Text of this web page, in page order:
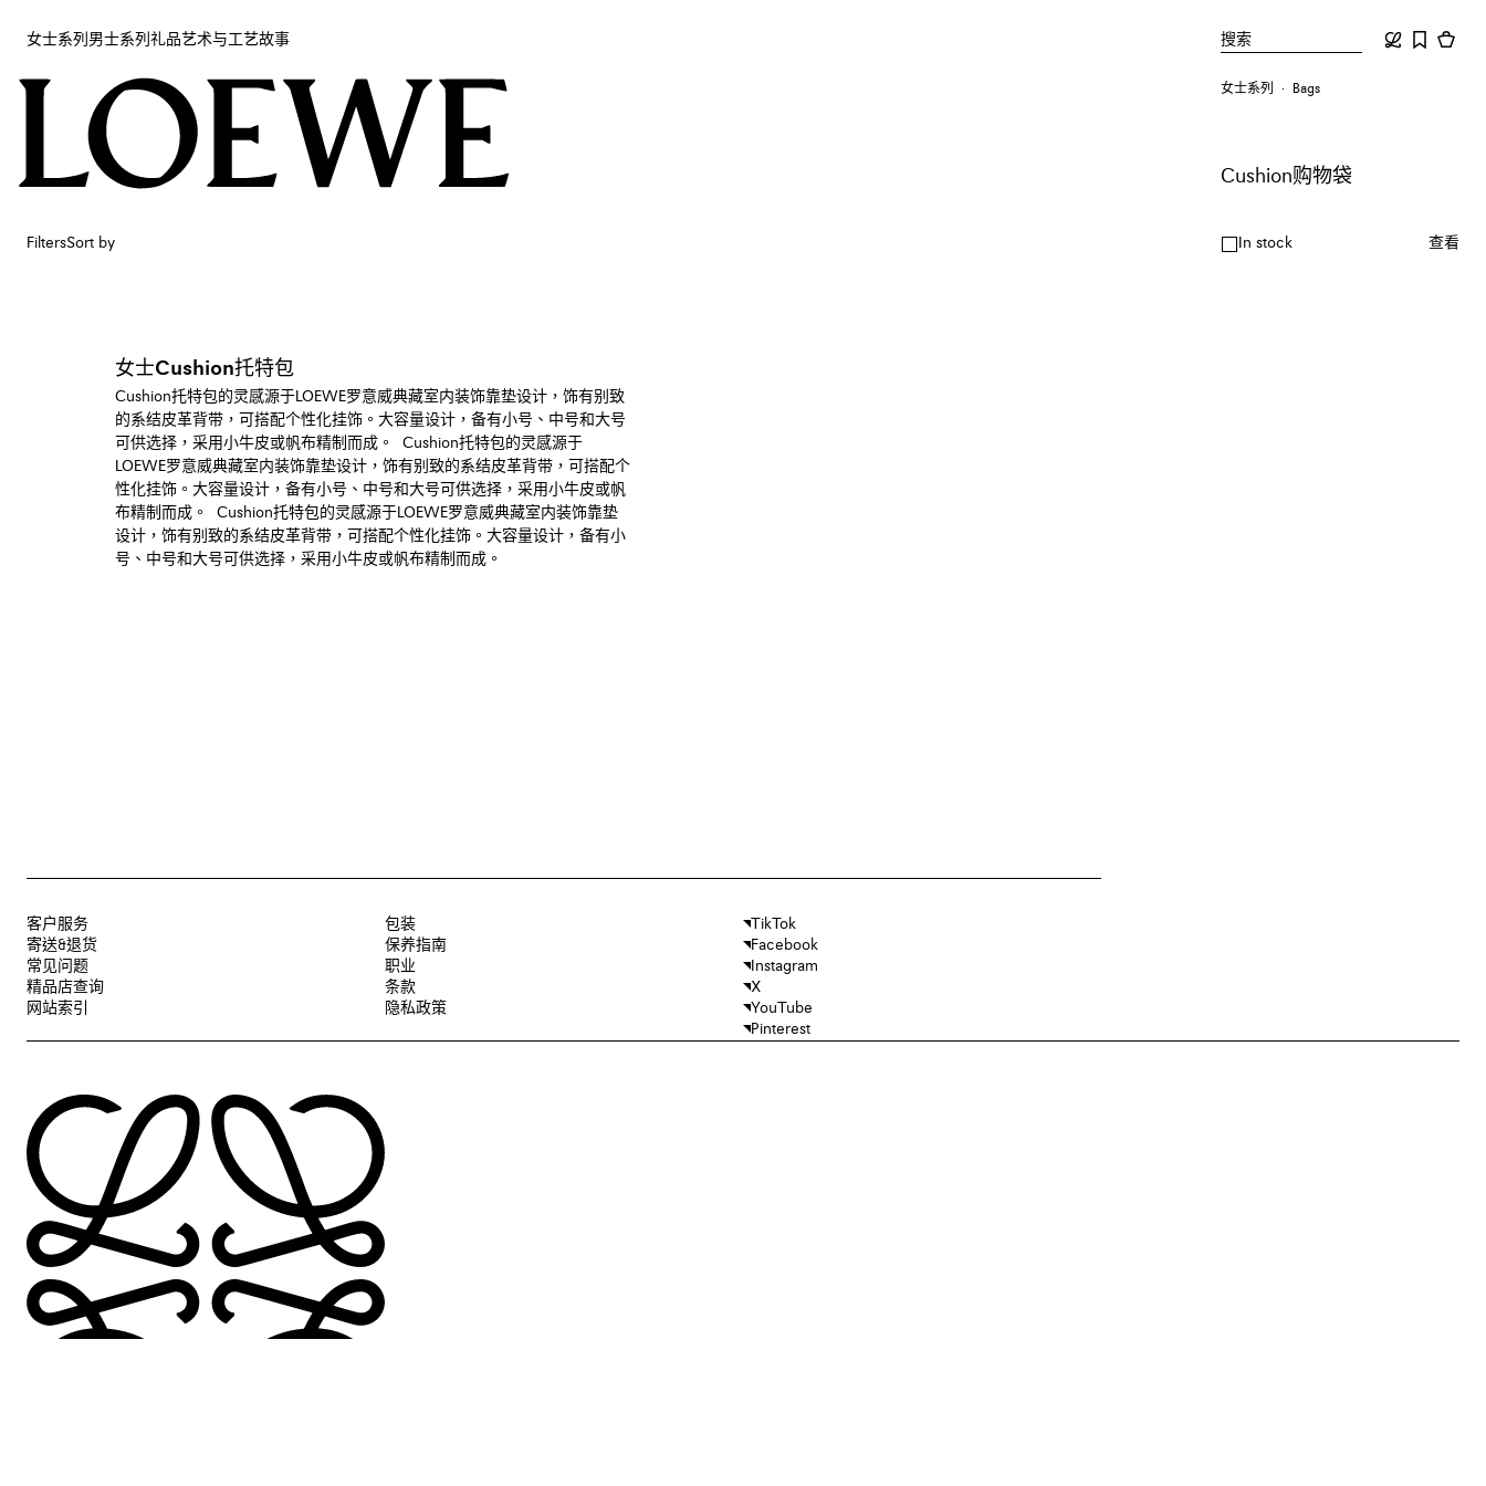
女士系列 男士系列 礼品艺术与工艺故事 搜索
女士系列
艺术与工艺
女士系列 Bags
Cushion购物袋
FiltersSort by In stock 查看
女士Cushion托特包
Cushion托特包的灵感源于LOEWE罗意威典藏室内装饰靠垫设计，饰有别致
的系结皮革背带，可搭配个性化挂饰。大容量设计，备有小号、中号和大号
可供选择，采用小牛皮或帆布精制而成。 Cushion托特包的灵感源于
LOEWE罗意威典藏室内装饰靠垫设计，饰有别致的系结皮革背带，可搭配个
性化挂饰。大容量设计，备有小号、中号和大号可供选择，采用小牛皮或帆
布精制而成。 Cushion托特包的灵感源于LOEWE罗意威典藏室内装饰靠垫
设计，饰有别致的系结皮革背带，可搭配个性化挂饰。大容量设计，备有小
号、中号和大号可供选择，采用小牛皮或帆布精制而成。
客户服务
寄送&退货
常见问题
精品店查询
网站索引
包装
保养指南
职业
条款
隐私政策
TikTok
Facebook
Instagram
X
YouTube
Pinterest